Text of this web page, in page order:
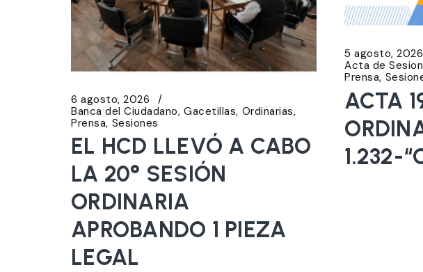
6 agosto, 2026
Banca del Ciudadano Gacetillas Ordinarias
Prensa Sesiones
EL HCD LLEVÓ A CABO
LA 20° SESIÓN
ORDINARIA
APROBANDO 1 PIEZA
LEGAL
5 agosto, 2026
Acta de
Prensa
ACTA
1.232-